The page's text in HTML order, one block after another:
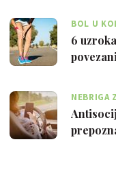
BOL U
6
NEBRIGA